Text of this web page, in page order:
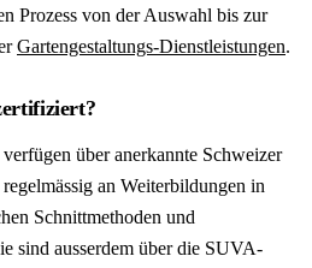
Prozess von der Auswahl bis zur
Gartengestaltungs-Dienstleistungen.
über anerkannte Schweizer
an Weiterbildungen in
Schnittmethoden und
sind ausserdem über die SUVA-